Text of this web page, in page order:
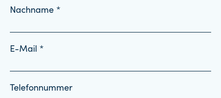
Nachname *
E-Mail *
Telefonnummer